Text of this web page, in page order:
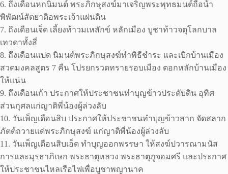
6. ถึงเดือนหกนิมนต์ พระภิกษุสงฆ์มาเจริญพระพุทธมนต์ถือน้ํา
พิพัฒน์สัตยาติอพระเจ้าแผ่นดิน
7. ถึงเดือนเจ็ด เลี้ยงท้าวมเหสักข์ หลักเมือง บูชาท้าวจตุโลกบาล
เทวดาทั้งสี่
8. ถึงเดือนแปด นิมนต์พระภิกษุสงฆ์ทําพิธีชําระ และเบิกบ้านเมือง
สวดมงคลสูตร 7 คืน โปรยกรวดทรายรอบเมือง ตอกหลักบ้านเมือง
ให้แน่น
9. ถึงเดือนเก้า ประกาศให้ประชาชนทําบุญข้าวประดับดิน อุทิศ
ส่วนกุศลแก่ญาติพี่น้องผู้ล่วงลับ
10. วันเพ็ญเดือนสิบ ประกาศให้ประชาชนทําบุญข้าวสาก จัดสลาก
ภัตต์ถวายแด่พระภิกษุสงฆ์ แก่ญาติพี่น้องผู้ล่วงลับ
11. วันเพ็ญเดือนสิบเอ็ด ทําบุญออกพรรษา ให้สงฆ์ปวารณามนัส
การและมุรธาภิเษก พระธาตุหลวง พระธาตุภูจอมศรี และประกาศ
ให้ประชาชนไหลเรือไฟเพื่อบูชาพญานาค